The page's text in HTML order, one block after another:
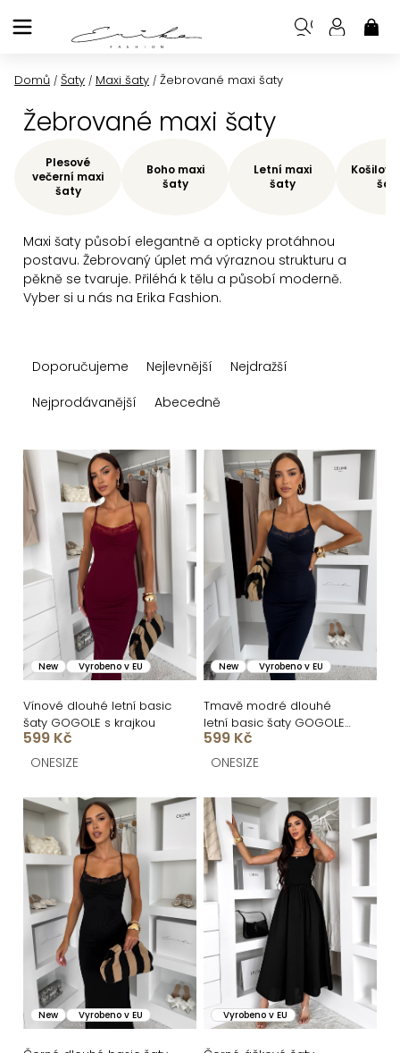
na
Domů / Šaty / Maxi šaty / Žebrované maxi šaty
Žebrované maxi šaty
Maxi šaty působí elegantně a opticky protáhnou
postavu. Žebrovaný úplet má výraznou strukturu a
pěkně se tvaruje. Přiléhá k tělu a působí moderně.
Vyber si u nás na Erika Fashion.
Plesové
večerní maxi
šaty
Boho maxi
šaty
Letní maxi
šaty
a
n
í
p
r
o
u
k
t
ů
Doporučujeme Nejlevnější
Nejdražší
Nejprodávanější
Abecedně
V
ý
p
i
s
r
o
d
u
k
ů
New Vyrobeno v EU
Vínové dlouhé letní basic
šaty GOGOLE s krajkou
599 Kč
ONESIZE
New Vyrobeno v EU
Tmavě modré dlouhé
letní basic šaty GOGOLE
s krajkou
599 Kč
ONESIZE
New Vyrobeno v EU Vyrobeno v EU